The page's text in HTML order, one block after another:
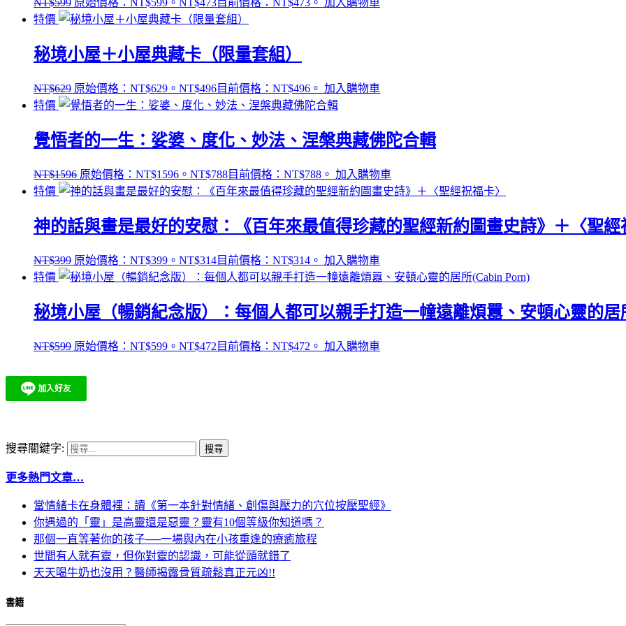
NT$599 原始價格：NT$599。 NT$473目前價格：NT$473。 加入購物車
特價
秘境小屋＋小屋典藏卡（限量套組）
NT$629 原始價格：NT$629。 NT$496目前價格：NT$496。 加入購物車
特價
覺悟者的一生：娑婆、度化、妙法、涅槃典藏佛陀合輯
NT$1596 原始價格：NT$1596。 NT$788目前價格：NT$788。 加入購物車
特價
神的話與畫是最好的安慰：《百年來最值得珍藏的聖經新約圖畫史詩》＋〈聖經
NT$399 原始價格：NT$399。 NT$314目前價格：NT$314。 加入購物車
特價
秘境小屋（暢銷紀念版）：每個人都可以親手打造一幢遠離煩囂、安頓心靈的居
NT$599 原始價格：NT$599。 NT$472 目前價格：NT$472。 加入購物車
搜尋關鍵字:
更多熱門文章…
當情緒卡在身體裡：讀《第一本針對情緒、創傷與壓力的穴位按壓聖經》
你遇過的「靈」是高靈還是惡靈？靈有10個等級你知道嗎？
那個一直等著你的孩子──一場與內在小孩重逢的療癒旅程
世間有人就有靈，但你對靈的認識，可能從頭就錯了
天天喝牛奶也沒用？醫師揭露骨質疏鬆真正元凶!!
書籍